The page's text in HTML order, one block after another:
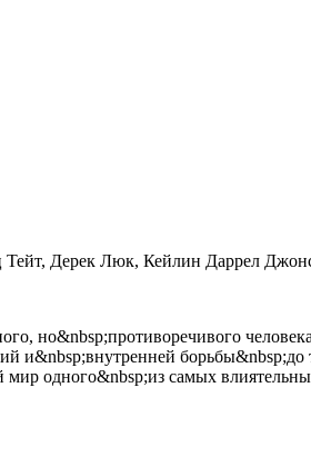
Дерек Люк, Кейлин Даррел
но&nbsp;противоречивого
и&nbsp;внутренней
одного&nbsp;из самых